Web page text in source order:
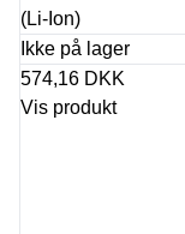
(Li-Ion)
Ikke på lager
574,16 DKK
Vis produkt